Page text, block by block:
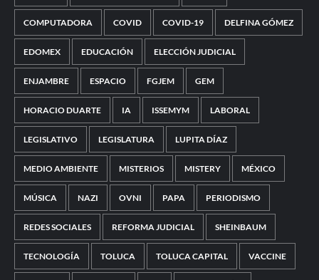
COMPUTADORA COVID COVID-19 DELFINA GÓMEZ
EDOMEX EDUCACIÓN ELECCIÓN JUDICIAL
ENJAMBRE ESPACIO FGJEM GEM
HORACIO DUARTE IA ISSEMYM LABORAL
LEGISLATIVO LEGISLATURA LUPITA DÍAZ
MEDIO AMBIENTE MISTERIOS MISTERY MÉXICO
MÚSICA NAZI OVNI PAPA PERIODISMO
REDES SOCIALES REFORMA JUDICIAL SHEINBAUM
TECNOLOGÍA TOLUCA TOLUCA CAPITAL VACCINE